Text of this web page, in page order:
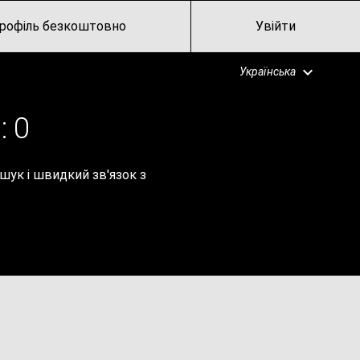
безкоштовно Увійти
Українська
0
і швидкий зв'язок з